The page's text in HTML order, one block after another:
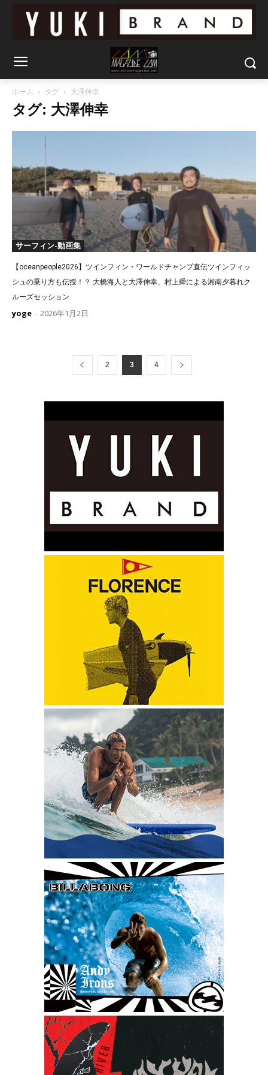
ホーム タグ 大澤伸幸
タグ: 大澤伸幸
サーフィン-動画集
【oceanpeople2026】ツインフィン・ワールドチャンプ直伝ツインフィッ
シュの乗り方も伝授！？ 大橋海人と大澤伸幸、村上舜による湘南夕暮れク
ルーズセッション
yoge - 2026年1月2日
2 3 4